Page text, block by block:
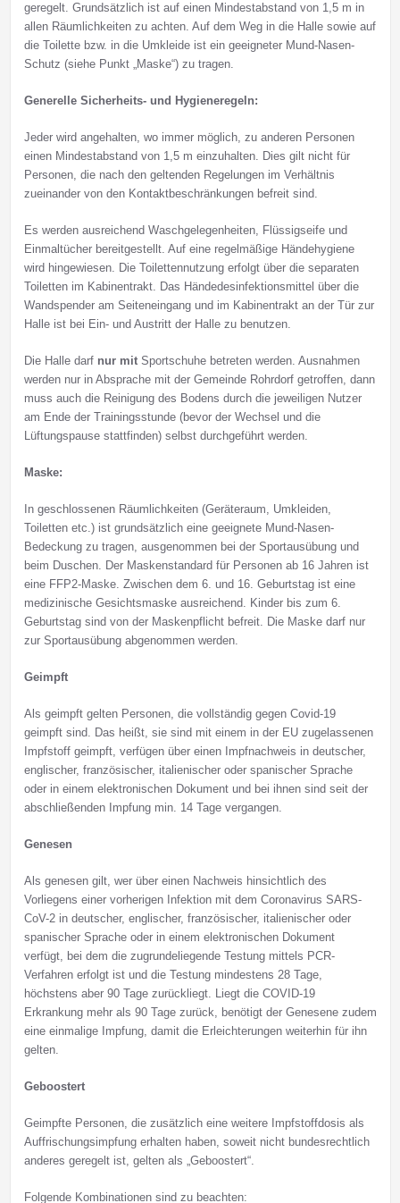
geregelt. Grundsätzlich ist auf einen Mindestabstand von 1,5 m in
allen Räumlichkeiten zu achten. Auf dem Weg in die Halle sowie auf
die Toilette bzw. in die Umkleide ist ein geeigneter Mund-Nasen-
Schutz (siehe Punkt „Maske“) zu tragen.
Generelle Sicherheits- und Hygieneregeln:
Jeder wird angehalten, wo immer möglich, zu anderen Personen
einen Mindestabstand von 1,5 m einzuhalten. Dies gilt nicht für
Personen, die nach den geltenden Regelungen im Verhältnis
zueinander von den Kontaktbeschränkungen befreit sind.
Es werden ausreichend Waschgelegenheiten, Flüssigseife und
Einmaltücher bereitgestellt. Auf eine regelmäßige Händehygiene
wird hingewiesen. Die Toilettennutzung erfolgt über die separaten
Toiletten im Kabinentrakt. Das Händedesinfektionsmittel über die
Wandspender am Seiteneingang und im Kabinentrakt an der Tür zur
Halle ist bei Ein- und Austritt der Halle zu benutzen.
Die Halle darf nur mitSportschuhe betreten werden. Ausnahmen
werden nur in Absprache mit der Gemeinde Rohrdorf getroffen, dann
muss auch die Reinigung des Bodens durch die jeweiligen Nutzer
am Ende der Trainingsstunde (bevor der Wechsel und die
Lüftungspause stattfinden) selbst durchgeführt werden.
Maske:
In geschlossenen Räumlichkeiten (Geräteraum, Umkleiden,
Toiletten etc.) ist grundsätzlich eine geeignete Mund-Nasen-
Bedeckung zu tragen, ausgenommen bei der Sportausübung und
beim Duschen. Der Maskenstandard für Personen ab 16 Jahren ist
eine FFP2-Maske. Zwischen dem 6. und 16. Geburtstag ist eine
medizinische Gesichtsmaske ausreichend. Kinder bis zum 6.
Geburtstag sind von der Maskenpflicht befreit. Die Maske darf nur
zur Sportausübung abgenommen werden.
Geimpft
Als geimpft gelten Personen, die vollständig gegen Covid-19
geimpft sind. Das heißt, sie sind mit einem in der EU zugelassenen
Impfstoff geimpft, verfügen über einen Impfnachweis in deutscher,
englischer, französischer, italienischer oder spanischer Sprache
oder in einem elektronischen Dokument und bei ihnen sind seit der
abschließenden Impfung min. 14 Tage vergangen.
Genesen
Als genesen gilt, wer über einen Nachweis hinsichtlich des
Vorliegens einer vorherigen Infektion mit dem Coronavirus SARS-
CoV-2 in deutscher, englischer, französischer, italienischer oder
spanischer Sprache oder in einem elektronischen Dokument
verfügt, bei dem die zugrundeliegende Testung mittels PCR-
Verfahren erfolgt ist und die Testung mindestens 28 Tage,
höchstens aber 90 Tage zurückliegt. Liegt die COVID-19
Erkrankung mehr als 90 Tage zurück, benötigt der Genesene zudem
eine einmalige Impfung, damit die Erleichterungen weiterhin für ihn
gelten.
Geboostert
Geimpfte Personen, die zusätzlich eine weitere Impfstoffdosis als
Auffrischungsimpfung erhalten haben, soweit nicht bundesrechtlich
anderes geregelt ist, gelten als „Geboostert“.
Folgende Kombinationen sind zu beachten: